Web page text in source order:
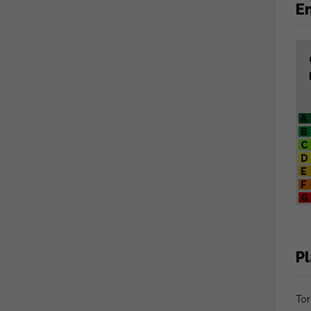
A
B
C
D
E
F
G